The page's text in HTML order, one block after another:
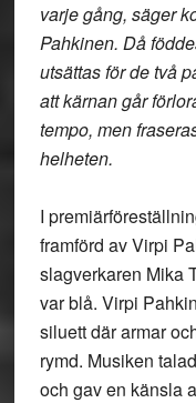
varje gång, säger
Pahkinen. Då
utsättas för de två
att kärnan går
tempo, men
helheten.
I
framförd av Virpi
slagverkaren Mika
var blå. Virpi
siluett där armar
rymd. Musiken
och gav en känsla